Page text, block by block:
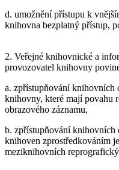
d. umožnění přístupu k
knihovna bezplatný přístup,
2. Veřejné knihovnické a
provozovatel knihovny
a. zpřístupňování
knihovny, které mají povahu
obrazového záznamu,
b. zpřístupňování
knihoven zprostředkováním
meziknihovních